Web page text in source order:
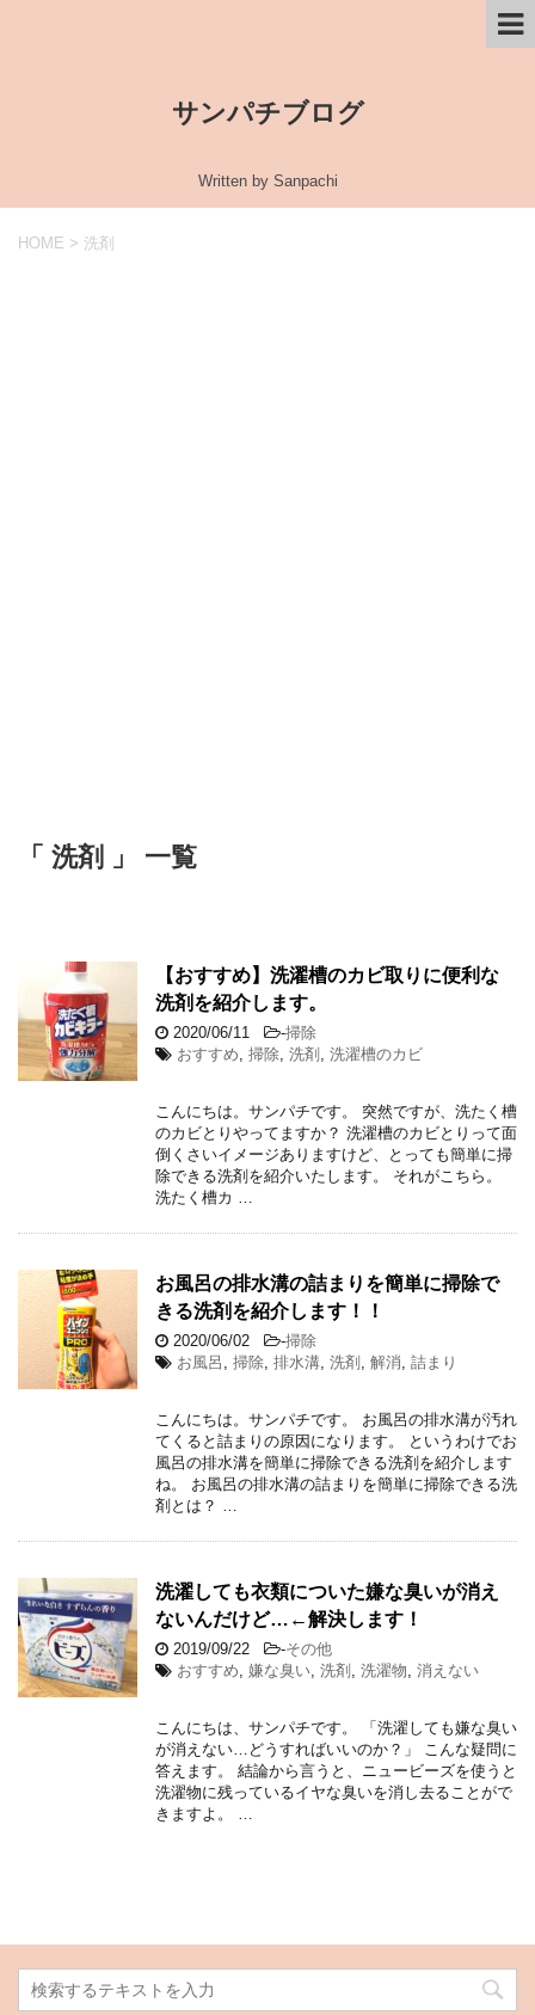
サンパチブログ
Written by Sanpachi
HOME > 洗剤
「 洗剤 」 一覧
【おすすめ】洗濯槽のカビ取りに便利な
洗剤を紹介します。
2020/06/11 -掃除
おすすめ, 掃除, 洗剤 , 洗濯槽のカビ
こんにちは。サンパチです。 突然ですが、洗たく槽
のカビとりやってますか？ 洗濯槽のカビとりって面
倒くさいイメージありますけど、とっても簡単に掃
除できる洗剤を紹介いたします。 それがこちら。
洗たく槽カ …
お風呂の排水溝の詰まりを簡単に掃除で
きる洗剤を紹介します！！
2020/06/02 -掃除
お風呂 , 掃除, 排水溝, 洗剤 , 解消, 詰まり
こんにちは。サンパチです。 お風呂の排水溝が汚れ
てくると詰まりの原因になります。 というわけでお
風呂の排水溝を簡単に掃除できる洗剤を紹介します
ね。 お風呂の排水溝の詰まりを簡単に掃除できる洗
剤とは？ …
洗濯しても衣類についた嫌な臭いが消え
ないんだけど…←解決します！
2019/09/22 -その他
おすすめ, 嫌な臭い, 洗剤 , 洗濯物, 消えない
こんにちは、サンパチです。 「洗濯しても嫌な臭い
が消えない…どうすればいいのか？」 こんな疑問に
答えます。 結論から言うと、ニュービーズを使うと
洗濯物に残っているイヤな臭いを消し去ることがで
きますよ。 …